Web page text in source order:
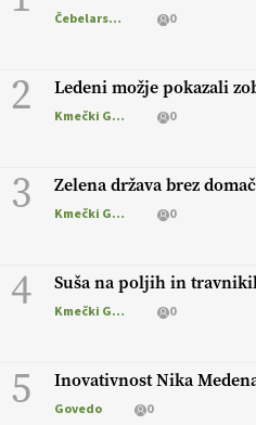
Čebelarstvo 0
2 Ledeni možje pokazali
Kmečki Glas 0
3 Zelena država brez
Kmečki Glas 0
4 Suša na poljih in
Kmečki Glas 0
5 Inovativnost Nika
Govedo 0